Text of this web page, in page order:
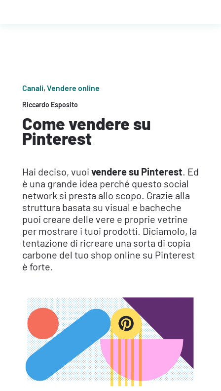
Canali, Vendere online
Riccardo Esposito
Come vendere su
Pinterest
Hai deciso, vuoi vendere su Pinterest. Ed
è una grande idea perché questo social
network si presta allo scopo. Grazie alla
struttura basata su visual e bacheche
puoi creare delle vere e proprie vetrine
per mostrare i tuoi prodotti. Diciamolo, la
tentazione di ricreare una sorta di copia
carbone del tuo shop online su Pinterest
è forte.